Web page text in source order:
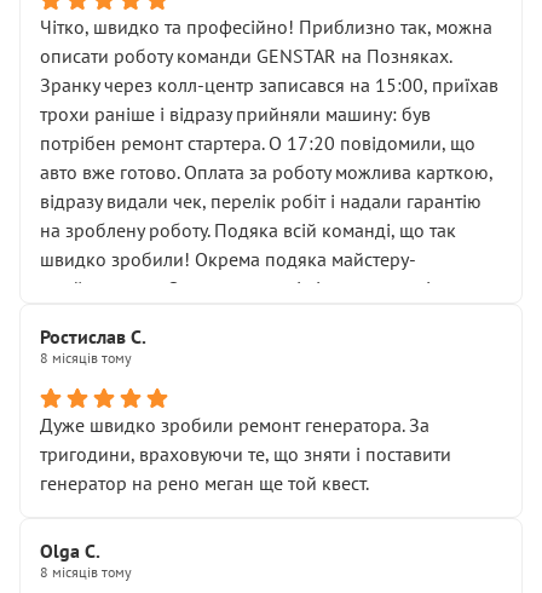
ущільнювачів.
Що прикро — це не перший мій візит. Раніше міняв у
вас стартер, і тоді сервіс наче справив хороше
враження. Але згодом знайшов декілька гайок під
лобовим склом. Мені пояснили, що це “старі гайки, які
відкручували”, і попросили не хвилюватися. ( надіюсь
новий власник, не застяг в полі))
Але після нинішнього візиту такі дрібниці вже не
здаються дрібницями.
Я — клієнт, який працює на довірі, і саме її цей сервіс
Хотілося б більше:
• належної уваги до авто
• прозорості в роботах і рахунках
• реальної діагностики, а не формального
“подивились і поїхав”
На жаль, складається враження, що сервіс працює не
Стосовно комунікації - все добре
Чітко, швидко та професійно! Приблизно так, можна
описати роботу команди GENSTAR на Позняках.
Зранку через колл-центр записався на 15:00, приїхав
трохи раніше і відразу прийняли машину: був
потрібен ремонт стартера. О 17:20 повідомили, що
авто вже готово. Оплата за роботу можлива карткою,
відразу видали чек, перелік робіт і надали гарантію
на зроблену роботу. Подяка всій команді, що так
швидко зробили! Окрема подяка майстеру-
приймальнику Олександру: всі чітко та по суті.
звертатися до цього автосервісу.
Ростислав С.
8 місяців тому
Дуже швидко зробили ремонт генератора. За
тригодини, враховуючи те, що зняти і поставити
генератор на рено меган ще той квест.
Olga С.
8 місяців тому